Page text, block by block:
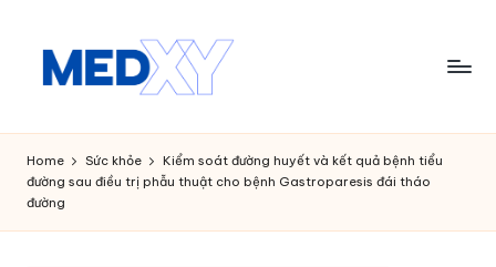
M
e
d
x
Home Sức khỏe
Kiểm soát đường huyết và kết quả bệnh tiểu
đường sau điều trị phẫu thuật cho bệnh Gastroparesis đái tháo
đường